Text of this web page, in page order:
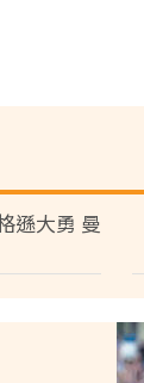
遜大勇 曼